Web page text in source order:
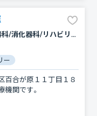
内科/糖尿病内科/呼吸器内科/循環器科/消化器科/リハビリテーション
ー
百合が原１１丁目１８
機関です。